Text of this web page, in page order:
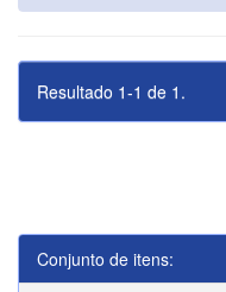
Resultado 1-1 de 1.
Conjunto de itens: